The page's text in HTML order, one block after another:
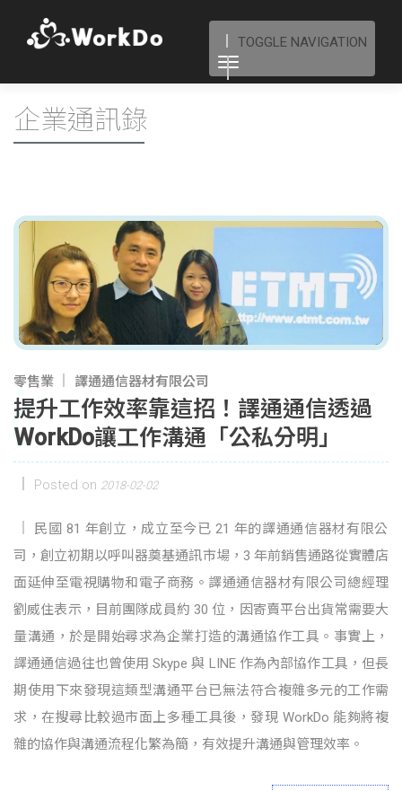
TOGGLE NAVIGATION
企業通訊錄
零售業 譯通通信器材有限公司
提升工作效率靠這招！譯通通信透過
WorkDo讓工作溝通「公私分明」
Posted on 2018-02-02
民國 81 年創立，成立至今已 21 年的譯通通信器材有限公
司，創立初期以呼叫器奠基通訊市場，3 年前銷售通路從實體店
面延伸至電視購物和電子商務。譯通通信器材有限公司總經理
劉威住表示，目前團隊成員約 30 位，因寄賣平台出貨常需要大
量溝通，於是開始尋求為企業打造的溝通協作工具。事實上，
譯通通信過往也曾使用 Skype 與 LINE 作為內部協作工具，但長
期使用下來發現這類型溝通平台已無法符合複雜多元的工作需
求，在搜尋比較過市面上多種工具後，發現 WorkDo 能夠將複
雜的協作與溝通流程化繁為簡，有效提升溝通與管理效率。